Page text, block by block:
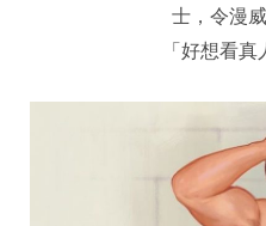
士，令漫
「好想看真